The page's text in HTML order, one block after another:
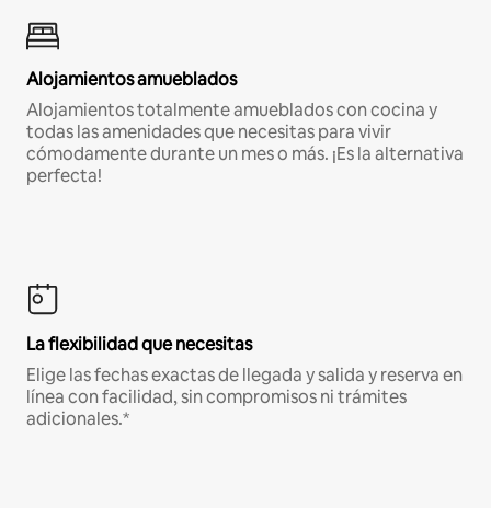
Alojamientos amueblados
Alojamientos totalmente amueblados con cocina y
todas las amenidades que necesitas para vivir
cómodamente durante un mes o más. ¡Es la alternativa
perfecta!
La flexibilidad que necesitas
Elige las fechas exactas de llegada y salida y reserva en
línea con facilidad, sin compromisos ni trámites
adicionales.*